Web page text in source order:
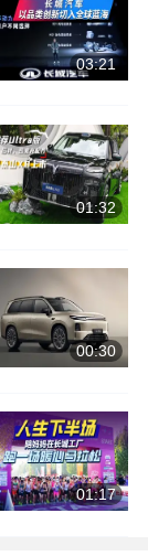
03:21
01:32
00:30
01:17